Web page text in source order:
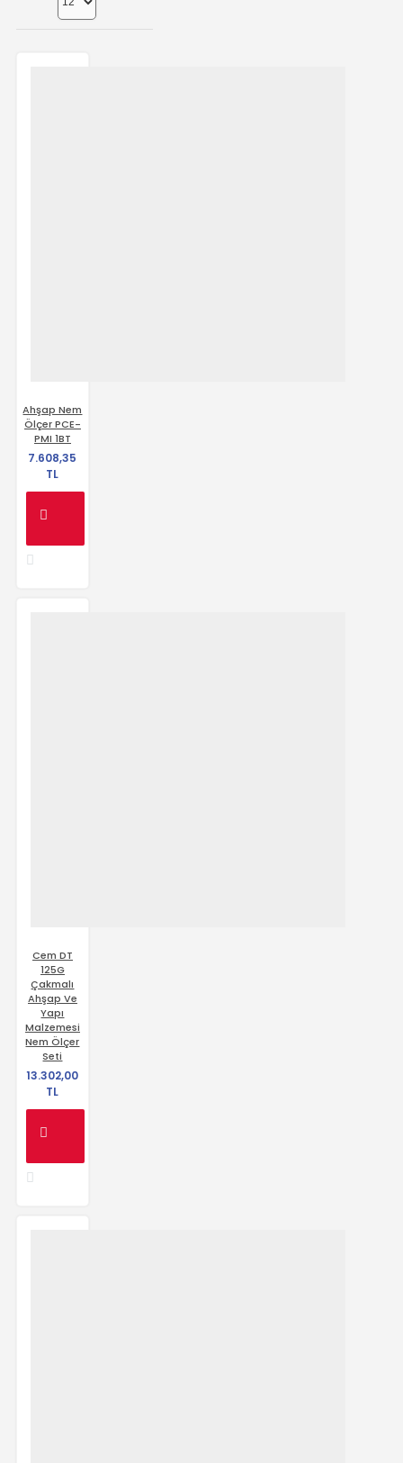
Ahşap Nem
Ölçer PCE-
PMI 1BT
7.608,35
TL
Cem DT
125G
Çakmalı
Ahşap Ve
Yapı
Malzemesi
Nem Ölçer
Seti
13.302,00
TL